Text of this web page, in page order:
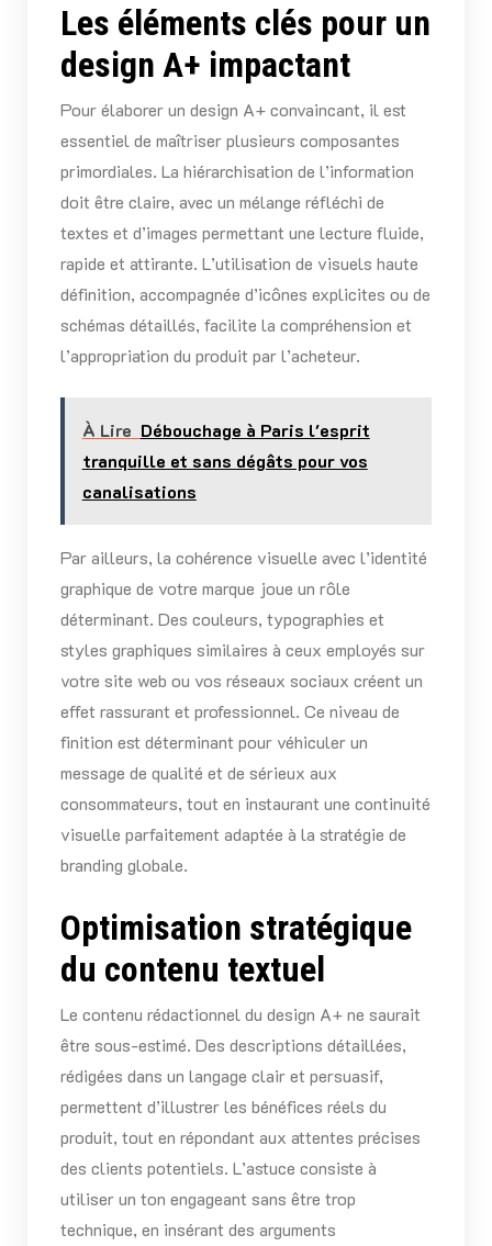
Les éléments clés pour un
design A+ impactant
Pour élaborer un design A+ convaincant, il est
essentiel de maîtriser plusieurs composantes
primordiales. La hiérarchisation de l’information
doit être claire, avec un mélange réfléchi de
textes et d’images permettant une lecture fluide,
rapide et attirante. L’utilisation de visuels haute
définition, accompagnée d’icônes explicites ou de
schémas détaillés, facilite la compréhension et
l’appropriation du produit par l’acheteur.
À Lire Débouchage à Paris l'esprit
tranquille et sans dégâts pour vos
canalisations
Par ailleurs, la cohérence visuelle avec l’identité
graphique de votre marque joue un rôle
déterminant. Des couleurs, typographies et
styles graphiques similaires à ceux employés sur
votre site web ou vos réseaux sociaux créent un
effet rassurant et professionnel. Ce niveau de
finition est déterminant pour véhiculer un
message de qualité et de sérieux aux
consommateurs, tout en instaurant une continuité
visuelle parfaitement adaptée à la stratégie de
branding globale.
Optimisation stratégique
du contenu textuel
Le contenu rédactionnel du design A+ ne saurait
être sous-estimé. Des descriptions détaillées,
rédigées dans un langage clair et persuasif,
permettent d’illustrer les bénéfices réels du
produit, tout en répondant aux attentes précises
des clients potentiels. L’astuce consiste à
utiliser un ton engageant sans être trop
technique, en insérant des arguments